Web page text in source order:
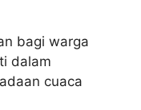
bagi warga
dalam
cuaca